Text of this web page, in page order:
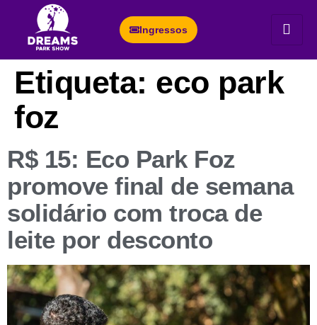
Ingressos
Etiqueta: eco park
foz
R$ 15: Eco Park Foz
promove final de semana
solidário com troca de
leite por desconto